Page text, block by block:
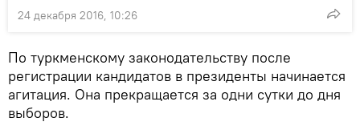
24 декабря 2016, 10:26
По туркменскому законодательству после
регистрации кандидатов в президенты начинается
агитация. Она прекращается за одни сутки до дня
выборов.